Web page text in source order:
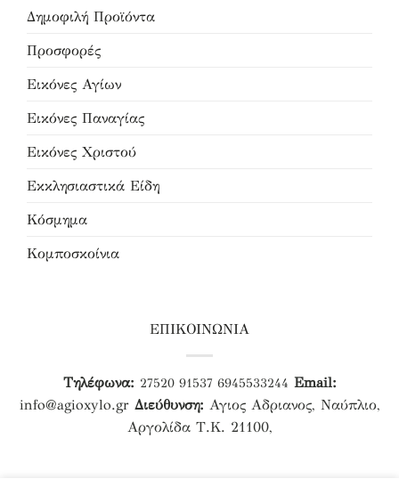
Δημοφιλή Προϊόντα
Προσφορές
Εικόνες Αγίων
Εικόνες Παναγίας
Εικόνες Χριστού
Εκκλησιαστικά Είδη
Κόσμημα
Κομποσκοίνια
ΕΠΙΚΟΙΝΩΝΙΑ
Τηλέφωνα: 27520 91537 6945533244 Email:
info@agioxylo.gr Διεύθυνση: Αγιος Αδριανος, Ναύπλιο,
Αργολίδα Τ.Κ. 21100,